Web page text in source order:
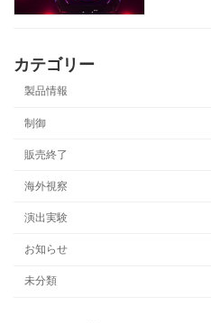
カテゴリー
製品情報
制御
販売終了
海外視察
演出実験
お知らせ
未分類